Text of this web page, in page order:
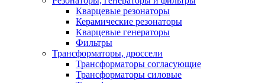
Кварцевые резонаторы
Керамические резонаторы
Кварцевые генераторы
Фильтры
Трансформаторы, дроссели
Трансформаторы согласующие
Трансформаторы силовые